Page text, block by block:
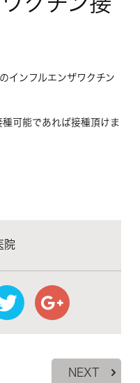
インフルエンザワクチン
可能であれば接種頂けま
院
NEXT